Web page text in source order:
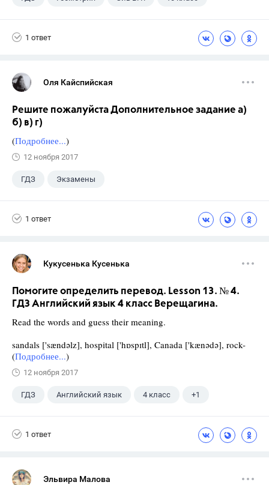
1 ответ
Оля Кайспийская
Решите пожалуйста Дополнительное задание а)
б) в) г)
(Подробнее...)
12 ноября 2017
ГДЗ Экзамены
1 ответ
Кукусенька Кусенька
Помогите определить перевод. Lesson 13. № 4.
ГДЗ Английский язык 4 класс Верещагина.
Read the words and guess their meaning.
sandals ['sændəlz], hospital ['hɒspɪtl], Canada ['kænədə], rock-
(Подробнее...)
12 ноября 2017
ГДЗ Английский язык 4 класс +1
1 ответ
Эльвира Малова